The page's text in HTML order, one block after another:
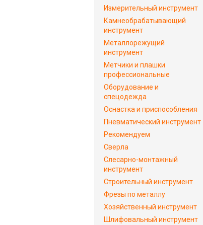
Измерительный инструмент
Камнеобрабатывающий
инструмент
Металлорежущий
инструмент
Метчики и плашки
профессиональные
Оборудование и
спецодежда
Оснастка и приспособления
Пневматический инструмент
Рекомендуем
Сверла
Слесарно-монтажный
инструмент
Строительный инструмент
Фрезы по металлу
Хозяйственный инструмент
Шлифовальный инструмент